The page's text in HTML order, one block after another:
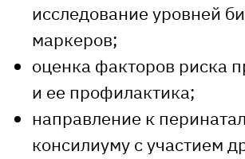
исследование уровней
маркеров;
оценка факторов риска
и ее профилактика;
направление к
консилиуму с участием